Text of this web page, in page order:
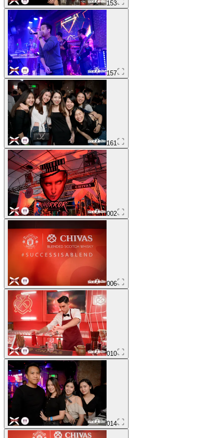
153
157
161
002
006
010
014